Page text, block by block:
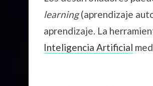
learning(aprendizaje
aprendizaje. La
Inteligencia Artificial